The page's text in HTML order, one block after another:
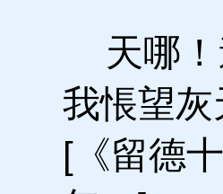
天哪！
我悵望
[《留德